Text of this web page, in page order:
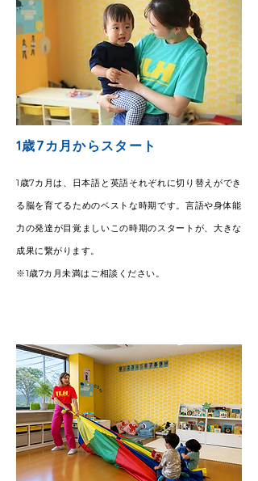
1歳7カ月からスタート
1歳7カ月は、日本語と英語それぞれに切り替えができ
る脳を育てるためのベストな時期です。言語や身体能
力の発達が目覚ましいこの時期のスタートが、大きな
成果に繋がります。
※1歳7カ月未満はご相談ください。